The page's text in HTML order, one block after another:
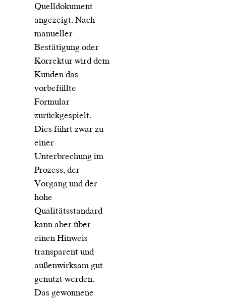
Quelldokument
angezeigt. Nach
manueller
Bestätigung oder
Korrektur wird dem
Kunden das
vorbefüllte
Formular
zurückgespielt.
Dies führt zwar zu
einer
Unterbrechung im
Prozess, der
Vorgang und der
hohe
Qualitätsstandard
kann aber über
einen Hinweis
transparent und
außenwirksam gut
genutzt werden.
Das gewonnene